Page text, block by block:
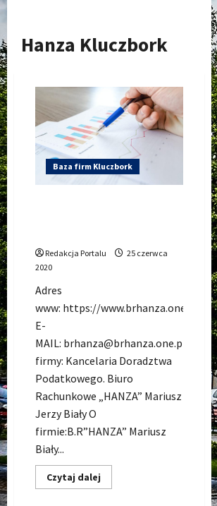
Hanza Kluczbork
Baza firm Kluczbork
Redakcja Portalu
25 czerwca
2020
Adres
www: https://www.brhanza.one.pl
E-
MAIL: brhanza@brhanza.one.plNazwa
firmy: Kancelaria Doradztwa
Podatkowego. Biuro
Rachunkowe „HANZA” Mariusz
Jerzy Biały O
firmie:B.R”HANZA” Mariusz
Biały...
Czytaj dalej
się